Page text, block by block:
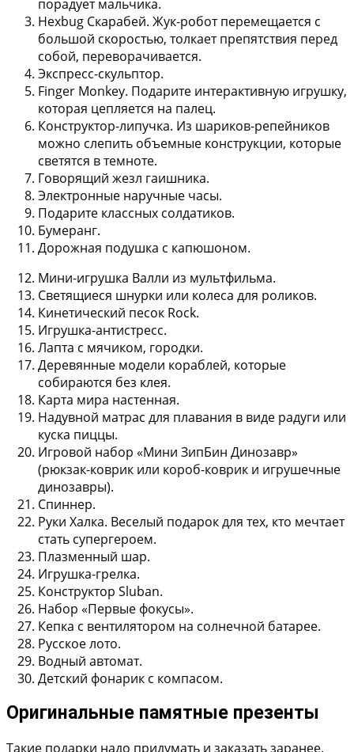
порадует мальчика.
Hexbug Скарабей. Жук-робот перемещается с
большой скоростью, толкает препятствия перед
собой, переворачивается.
Экспресс-скульптор.
Finger Monkey. Подарите интерактивную игрушку,
которая цепляется на палец.
Конструктор-липучка. Из шариков-репейников
можно слепить объемные конструкции, которые
светятся в темноте.
Говорящий жезл гаишника.
Электронные наручные часы.
Подарите классных солдатиков.
Бумеранг.
Дорожная подушка с капюшоном.
Мини-игрушка Валли из мультфильма.
Светящиеся шнурки или колеса для роликов.
Кинетический песок Rock.
Игрушка-антистресс.
Лапта с мячиком, городки.
Деревянные модели кораблей, которые
собираются без клея.
Карта мира настенная.
Надувной матрас для плавания в виде радуги или
куска пиццы.
Игровой набор «Мини ЗипБин Динозавр»
(рюкзак-коврик или короб-коврик и игрушечные
динозавры).
Спиннер.
Руки Халка. Веселый подарок для тех, кто мечтает
стать супергероем.
Плазменный шар.
Игрушка-грелка.
Конструктор Sluban.
Набор «Первые фокусы».
Кепка с вентилятором на солнечной батарее.
Русское лото.
Водный автомат.
Детский фонарик с компасом.
Оригинальные памятные презенты
Такие подарки надо придумать и заказать заранее.